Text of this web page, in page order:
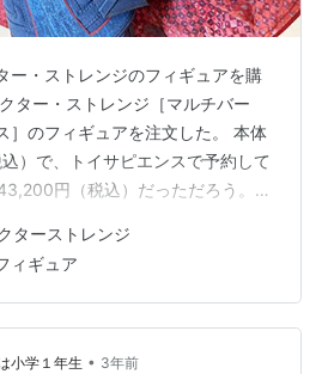
ー・ストレンジのフィギュアを購
ター・ストレンジ［マルチバー
］のフィギュアを注文した。 本体
）で、トイサピエンスで予約して
円（税込）だっただろう。
購入を決めたのでした。 その後、
だった...。 そんなにドクター・ス
いが、マントが欲しかったのだ。
ンに組み合わせて、楽しめそうと
・ストレンジのフィギュアが届い
ターストレンジ
ィギュア
小学１年生 • 3年前